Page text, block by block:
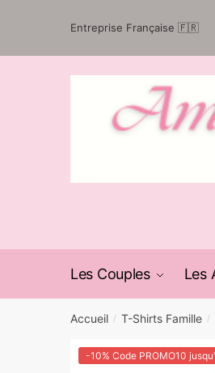
Entreprise Française 🇫🇷
Les Couples Les
Accueil / T-Shirts Famille /
-10% Code PROMO10